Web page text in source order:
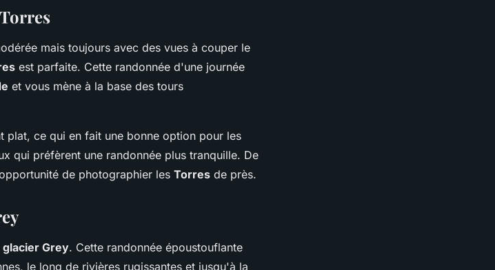
mais toujours avec des vues à couper le
est parfaite. Cette randonnée d'une journée
et vous mène à la base des tours
plat, ce qui en fait une bonne option pour les
qui préfèrent une randonnée plus tranquille. De
de photographier les Torres de près.
glacier Grey. Cette randonnée époustouflante
le long de rivières rugissantes et jusqu'à la